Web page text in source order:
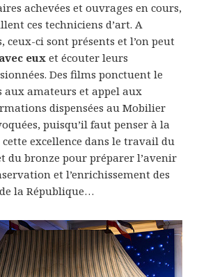
achevées et ouvrages en cours,
ces techniciens d’art. A
ceux-ci sont présents et l’on peut
euxet écouter leurs
Des films ponctuent le
aux amateurs et appel aux
dispensées au Mobilier
puisqu’il faut penser à la
excellence dans le travail du
du bronze pour préparer l’avenir
et l’enrichissement des
la République…